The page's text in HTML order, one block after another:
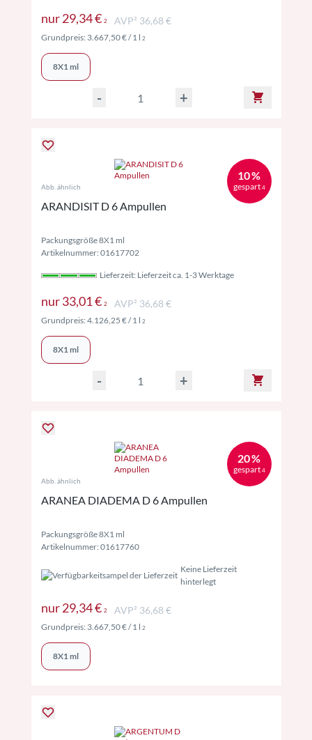
nur29,34 € 2Preise inkl. MwSt. ggf. zzgl. Versand
AVP² 36,68 €
Grundpreis: 3.667,50 €/ 1 l 2Preise inkl. MwSt. ggf. zzgl. Versand
8X1 ml
- +
10 %
gespart 4
Abb. ähnlich
ARANDISIT D 6 Ampullen
Packungsgröße 8X1 ml
Artikelnummer: 01617702
Lieferzeit: Lieferzeit ca. 1-3 Werktage
nur33,01 € 2Preise inkl. MwSt. ggf. zzgl. Versand
AVP² 36,68 €
Grundpreis:4.126,25 €/ 1 l 2Preise inkl. MwSt. ggf. zzgl. Versand
8X1 ml
- +
20 %
gespart 4
Abb. ähnlich
ARANEA DIADEMA D 6 Ampullen
Packungsgröße 8X1 ml
Artikelnummer: 01617760
Keine Lieferzeit
hinterlegt
nur29,34 € 2Preise inkl. MwSt. ggf. zzgl. Versand
AVP² 36,68 €
Grundpreis: 3.667,50 €/ 1 l 2Preise inkl. MwSt. ggf. zzgl. Versand
8X1 ml